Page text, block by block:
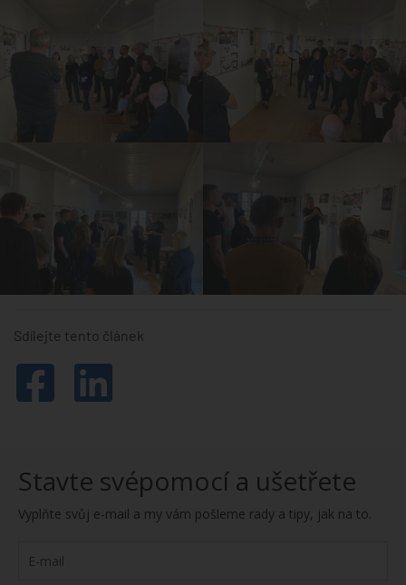
Sdílejte tento článek
Stavte svépomocí a ušetřete
Vyplňte svůj e-mail a my vám pošleme rady a tipy, jak na to.